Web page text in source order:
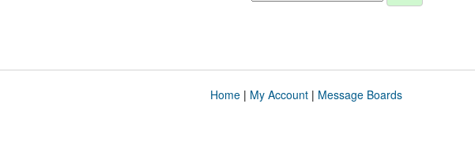
Home| My Account| Message Boards